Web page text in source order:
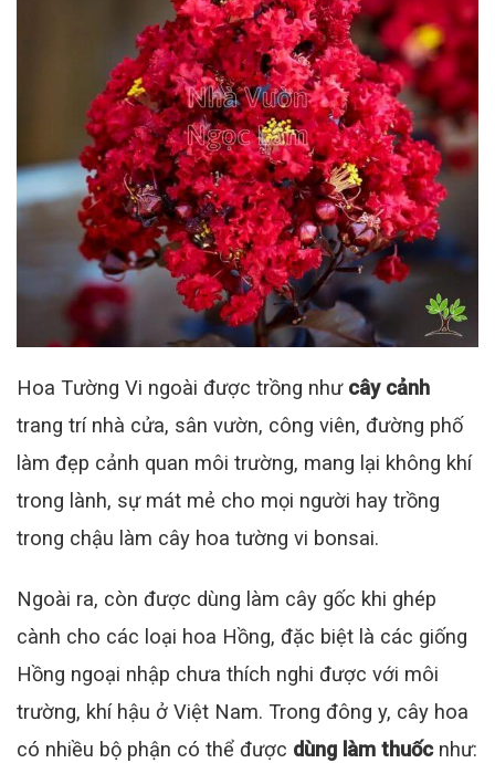
Hoa Tường Vi ngoài được trồng như cây cảnh
trang trí nhà cửa, sân vườn, công viên, đường phố
làm đẹp cảnh quan môi trường, mang lại không khí
trong lành, sự mát mẻ cho mọi người hay trồng
trong chậu làm cây hoa tường vi bonsai.
Ngoài ra, còn được dùng làm cây gốc khi ghép
cành cho các loại hoa Hồng, đặc biệt là các giống
Hồng ngoại nhập chưa thích nghi được với môi
trường, khí hậu ở Việt Nam. Trong đông y, cây hoa
có nhiều bộ phận có thể được dùng làm thuốc như: